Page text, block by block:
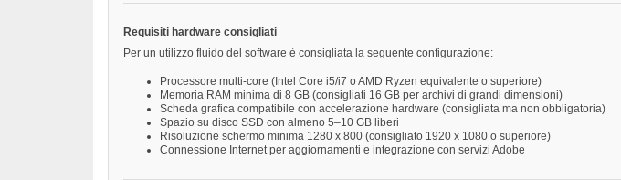
Requisiti hardware consigliati
Per un utilizzo fluido del software è consigliata la seguente configurazione:
Processore multi-core (Intel Core i5/i7 o AMD Ryzen equivalente o superiore)
Memoria RAM minima di 8 GB (consigliati 16 GB per archivi di grandi dimensioni)
Scheda grafica compatibile con accelerazione hardware (consigliata ma non obbligatoria)
Spazio su disco SSD con almeno 5–10 GB liberi
Risoluzione schermo minima 1280 x 800 (consigliato 1920 x 1080 o superiore)
Connessione Internet per aggiornamenti e integrazione con servizi Adobe